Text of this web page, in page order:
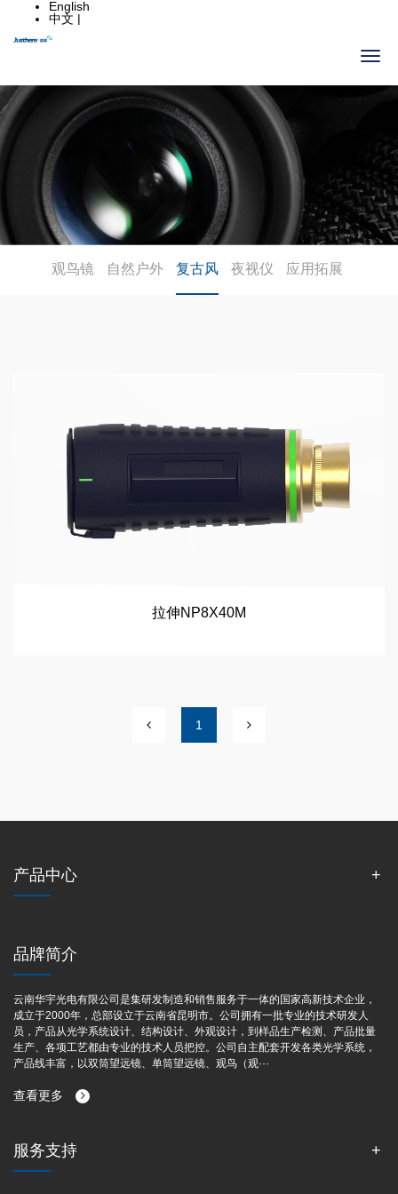
English
中文 |
观鸟镜 自然户外 复古风 夜视仪 应用拓展
拉伸NP8X40M
1
产品中心
品牌简介
云南华宇光电有限公司是集研发制造和销售服务于一体的国家高新技术企业，
成立于2000年，总部设立于云南省昆明市。公司拥有一批专业的技术研发人
员，产品从光学系统设计、结构设计、外观设计，到样品生产检测、产品批量
生产、各项工艺都由专业的技术人员把控。公司自主配套开发各类光学系统，
产品线丰富，以双筒望远镜、单筒望远镜、观鸟（观···
查看更多
服务支持